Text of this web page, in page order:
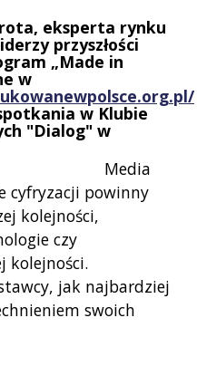
eksperta rynku
przyszłości
„Made in
w
w Klubie
"Dialog" w
Media
cyfryzacji powinny
kolejności,
czy
kolejności.
jak najbardziej
swoich